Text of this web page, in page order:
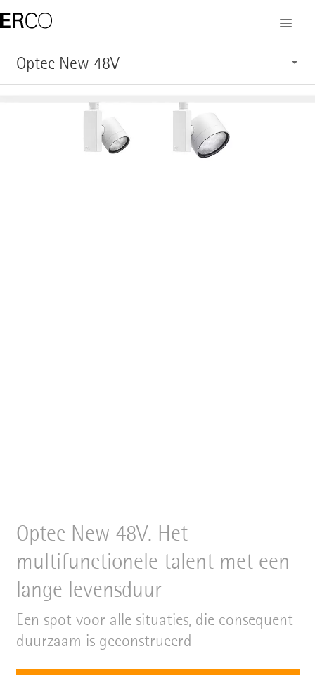
Optec New 48V
Optec New 48V. Het
multifunctionele talent met een
lange levensduur
Een spot voor alle situaties, die consequent
duurzaam is geconstrueerd